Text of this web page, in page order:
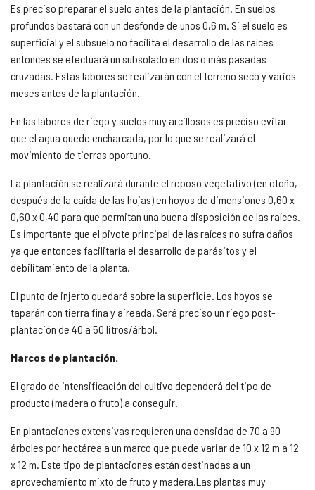
Es preciso preparar el suelo antes de la plantación. En suelos
profundos bastará con un desfonde de unos 0,6 m. Si el suelo es
superficial y el subsuelo no facilita el desarrollo de las raíces
entonces se efectuará un subsolado en dos o más pasadas
cruzadas. Estas labores se realizarán con el terreno seco y varios
meses antes de la plantación.
En las labores de riego y suelos muy arcillosos es preciso evitar
que el agua quede encharcada, por lo que se realizará el
movimiento de tierras oportuno.
La plantación se realizará durante el reposo vegetativo (en otoño,
después de la caída de las hojas) en hoyos de dimensiones 0,60 x
0,60 x 0,40 para que permitan una buena disposición de las raíces.
Es importante que el pivote principal de las raíces no sufra daños
ya que entonces facilitaría el desarrollo de parásitos y el
debilitamiento de la planta.
El punto de injerto quedará sobre la superficie. Los hoyos se
taparán con tierra fina y aireada. Será preciso un riego post-
plantación de 40 a 50 litros/árbol.
Marcos de plantación.
El grado de intensificación del cultivo dependerá del tipo de
producto (madera o fruto) a conseguir.
En plantaciones extensivas requieren una densidad de 70 a 90
árboles por hectárea a un marco que puede variar de 10 x 12 m a 12
x 12 m. Este tipo de plantaciones están destinadas a un
aprovechamiento mixto de fruto y madera.Las plantas muy